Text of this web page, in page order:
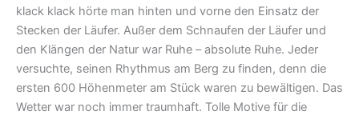
klack klack hörte man hinten und vorne den Einsatz der
Stecken der Läufer. Außer dem Schnaufen der Läufer und
den Klängen der Natur war Ruhe – absolute Ruhe. Jeder
versuchte, seinen Rhythmus am Berg zu finden, denn die
ersten 600 Höhenmeter am Stück waren zu bewältigen. Das
Wetter war noch immer traumhaft. Tolle Motive für die